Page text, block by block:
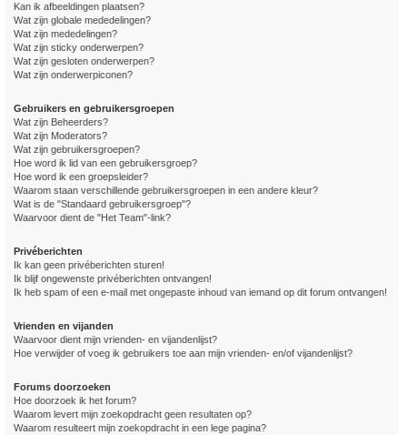
Kan ik afbeeldingen plaatsen?
Wat zijn globale mededelingen?
Wat zijn mededelingen?
Wat zijn sticky onderwerpen?
Wat zijn gesloten onderwerpen?
Wat zijn onderwerpiconen?
Gebruikers en gebruikersgroepen
Wat zijn Beheerders?
Wat zijn Moderators?
Wat zijn gebruikersgroepen?
Hoe word ik lid van een gebruikersgroep?
Hoe word ik een groepsleider?
Waarom staan verschillende gebruikersgroepen in een andere kleur?
Wat is de "Standaard gebruikersgroep"?
Waarvoor dient de "Het Team"-link?
Privéberichten
Ik kan geen privéberichten sturen!
Ik blijf ongewenste privéberichten ontvangen!
Ik heb spam of een e-mail met ongepaste inhoud van iemand op dit forum ontvangen!
Vrienden en vijanden
Waarvoor dient mijn vrienden- en vijandenlijst?
Hoe verwijder of voeg ik gebruikers toe aan mijn vrienden- en/of vijandenlijst?
Forums doorzoeken
Hoe doorzoek ik het forum?
Waarom levert mijn zoekopdracht geen resultaten op?
Waarom resulteert mijn zoekopdracht in een lege pagina?